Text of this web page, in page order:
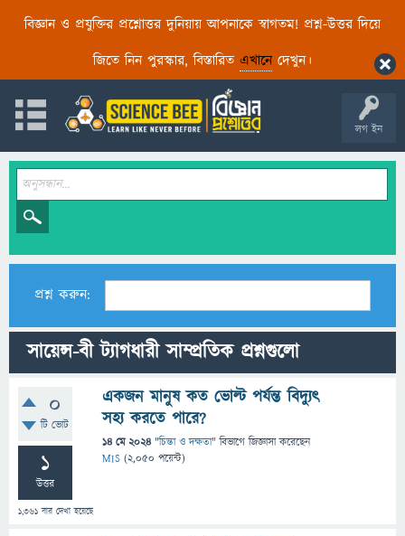
বিজ্ঞান ও প্রযুক্তির প্রশ্নোত্তর দুনিয়ায় আপনাকে স্বাগতম! প্রশ্ন-উত্তর দিয়ে
জিতে নিন পুরস্কার, বিস্তারিত এখানেদেখুন।
লগ ইন
প্রশ্ন করুন:
সায়েন্স-বী ট্যাগধারী সাম্প্রতিক প্রশ্নগুলো
0
টি ভোট
1
উত্তর
1,361 বার দেখা হয়েছে
একজন মানুষ কত ভোল্ট পর্যন্ত বিদ্যুৎ
সহ্য করতে পারে?
14 মে 2024 "চিন্তা ও দক্ষতা" বিভাগে জিজ্ঞাসাকরেছেন
MIS (2,050 পয়েন্ট)